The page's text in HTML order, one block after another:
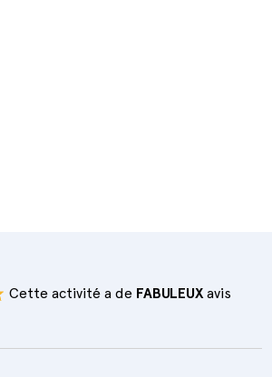
Cette activité a de FABULEUXavis